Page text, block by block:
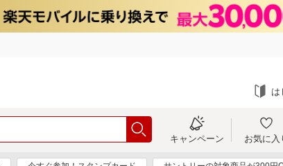
は
キャンペーン お気に入